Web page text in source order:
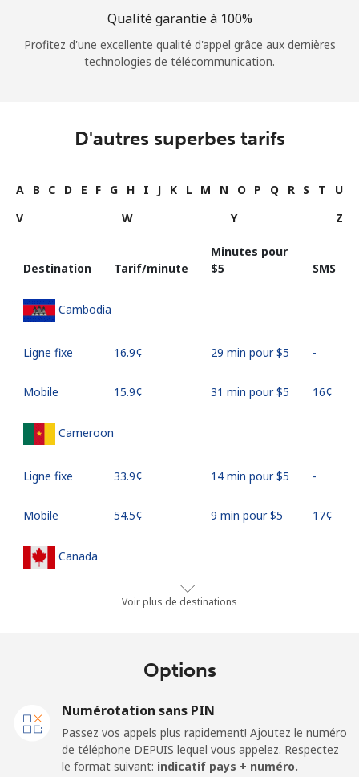
Qualité garantie à 100%
Profitez d'une excellente qualité d'appel grâce aux dernières
technologies de télécommunication.
D'autres superbes tarifs
A B C D E F G H I J K L M N O P Q R S T
U
V
W Y Z
Destination Tarif/minute
Minutes pour
⁦$5⁩
SMS
Cambodia
Ligne fixe ⁦16.9¢⁩ 29 min pour ⁦$5⁩ -
Mobile ⁦15.9¢⁩ 31 min pour ⁦$5⁩ ⁦16¢⁩
Cameroon
Ligne fixe ⁦33.9¢⁩ 14 min pour ⁦$5⁩ -
Mobile ⁦54.5¢⁩ 9 min pour ⁦$5⁩ ⁦17¢⁩
Canada
⁦1.5¢⁩
333 min pour
⁦39.5¢⁩ 12 min pour ⁦$5⁩ ⁦16¢⁩
Voir plus de destinations
Options
Numérotation sans PIN
Passez vos appels plus rapidement! Ajoutez le numéro
de téléphone DEPUIS lequel vous appelez. Respectez
le format suivant: indicatif pays + numéro.